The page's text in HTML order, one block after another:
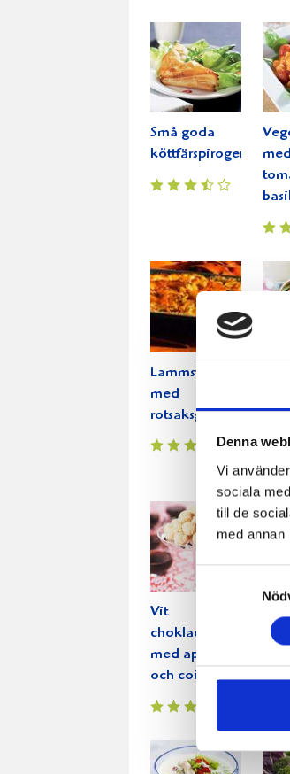
Denna
Vi
sociala
till de
med
Små goda
köttfärspiroger
Lammstek
med
rotsaksgratäng
Vit
chokladtryffel
med apelsin
och cointreau